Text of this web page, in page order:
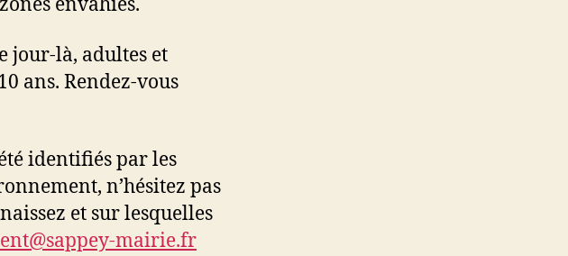
jour-là, adultes et
ans. Rendez-vous
identifiés par les
n’hésitez pas
et sur lesquelles
mairie.fr